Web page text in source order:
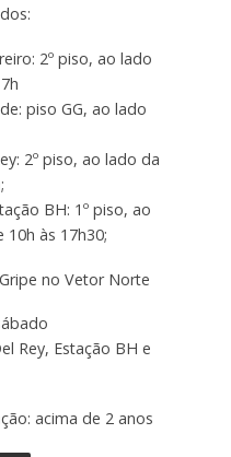
2º piso, ao lado
piso GG, ao lado
2º piso, ao lado da
BH: 1º piso, ao
às 17h30;
no Vetor Norte
Rey, Estação BH e
acima de 2 anos